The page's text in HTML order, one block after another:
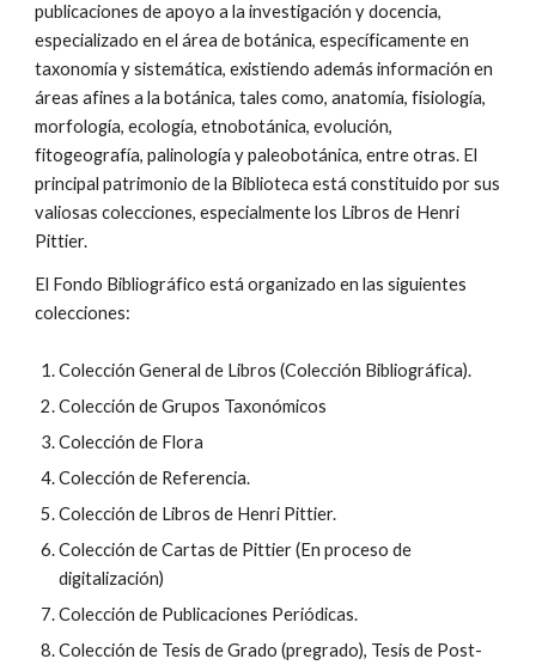
publicaciones de apoyo a la investigación y docencia,
especializado en el área de botánica, específicamente en
taxonomía y sistemática, existiendo además información en
áreas afines a la botánica, tales como, anatomía, fisiología,
morfología, ecología, etnobotánica, evolución,
fitogeografía, palinología y paleobotánica, entre otras. El
principal patrimonio de la Biblioteca está constituido por sus
valiosas colecciones, especialmente los Libros de Henri
Pittier.
El Fondo Bibliográfico está organizado en las siguientes
colecciones:
Colección General de Libros (Colección Bibliográfica).
Colección de Grupos Taxonómicos
Colección de Flora
Colección de Referencia.
Colección de Libros de Henri Pittier.
Colección de Cartas de Pittier (En proceso de
digitalización)
Colección de Publicaciones Periódicas.
Colección de Tesis de Grado (pregrado), Tesis de Post-